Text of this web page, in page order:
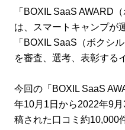
「BOXIL SaaS AWARD
は、スマートキャンプが
「BOXIL SaaS（ボクシ
を審査、選考、表彰する
今回の「BOXIL SaaS
年10月1日から2022年9
稿された口コミ約10,000